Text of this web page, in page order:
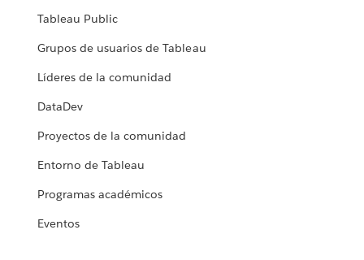
Tableau Public
Grupos de usuarios de Tableau
Líderes de la comunidad
DataDev
Proyectos de la comunidad
Entorno de Tableau
Programas académicos
Eventos